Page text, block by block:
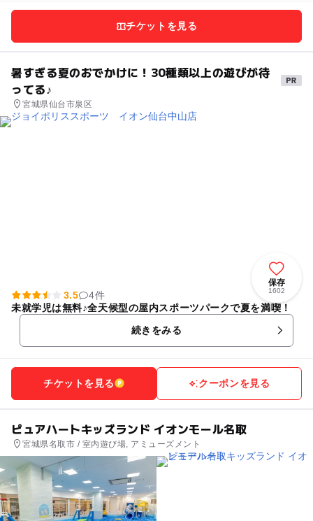
チケットを見る
暑すぎる夏のおでかけに！30種類以上の遊びが待
ってる♪
宮城県仙台市泉区
保存
1602
3.5
4件
未就学児は無料♪全天候型の屋内スポーツパークで夏を満喫！
続きをみる
チケットを見る クーポンを見る
ピュアハートキッズランド イオンモール名取
宮城県名取市 / 室内遊び場, アミューズメント